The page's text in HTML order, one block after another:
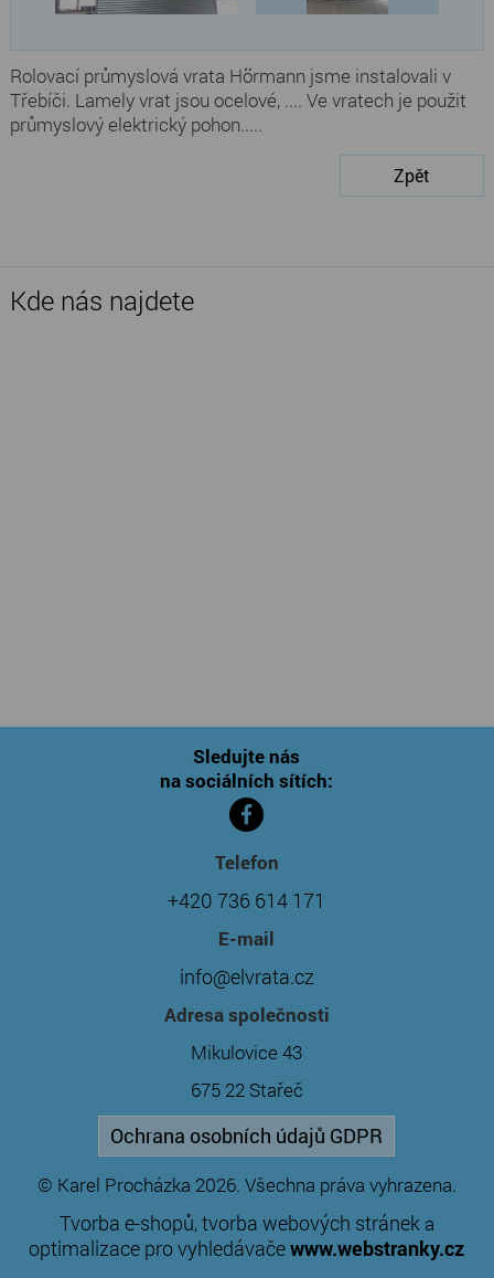
Rolovací průmyslová vrata Hörmann jsme instalovali v
Třebíči. Lamely vrat jsou ocelové, .... Ve vratech je použit
průmyslový elektrický pohon.....
Zpět
Kde nás najdete
Sledujte nás
na sociálních sítích:
Telefon
+420 736 614 171
E-mail
info@elvrata.cz
Adresa společnosti
Mikulovice 43
675 22 Stařeč
Ochrana osobních údajů GDPR
© Karel Procházka 2026. Všechna práva vyhrazena.
Tvorba e-shopů,tvorba webových stráneka
optimalizace pro vyhledávačewww.webstranky.cz